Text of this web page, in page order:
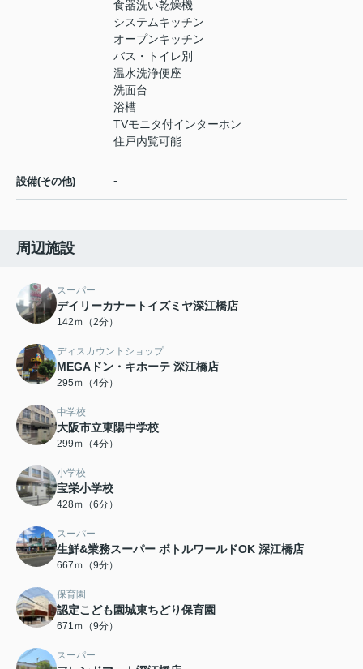
食器洗い乾燥機
システムキッチン
オープンキッチン
バス・トイレ別
温水洗浄便座
洗面台
浴槽
TVモニタ付インターホン
住戸内覧可能
設備(その他) -
周辺施設
スーパー
デイリーカナートイズミヤ深江橋店
142ｍ（2分）
ディスカウントショップ
MEGAドン・キホーテ 深江橋店
295ｍ（4分）
中学校
大阪市立東陽中学校
299ｍ（4分）
小学校
宝栄小学校
428ｍ（6分）
スーパー
生鮮&業務スーパー ボトルワールドOK 深江橋店
667ｍ（9分）
保育園
認定こども園城東ちどり保育園
671ｍ（9分）
スーパー